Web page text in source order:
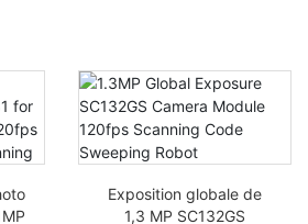
Exposition globale de
1,3 MP SC132GS